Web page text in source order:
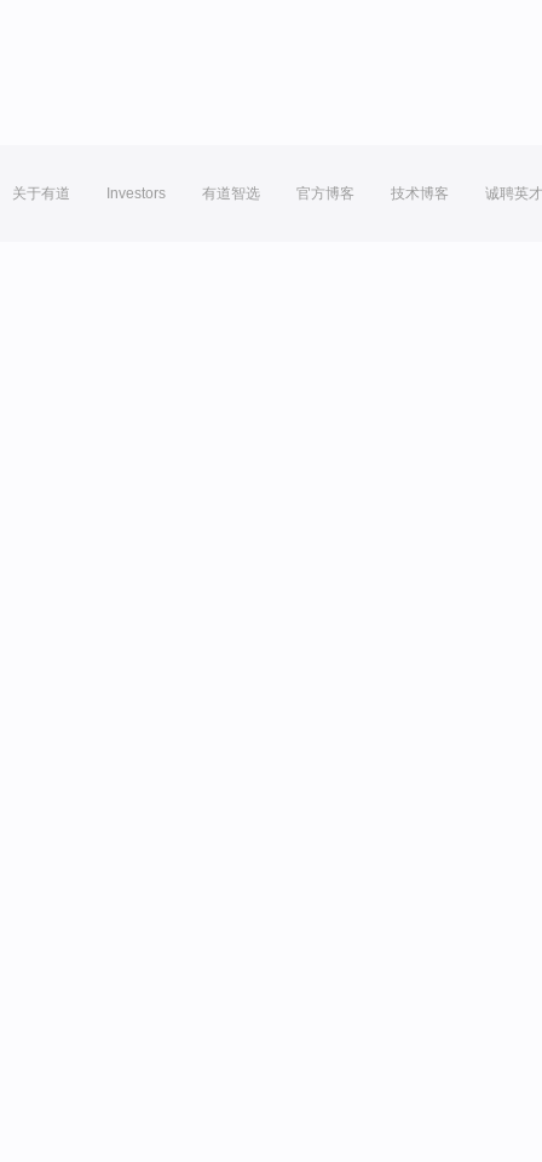
关于有道 Investors 有道智选 官方博客 技术博客 诚聘英才